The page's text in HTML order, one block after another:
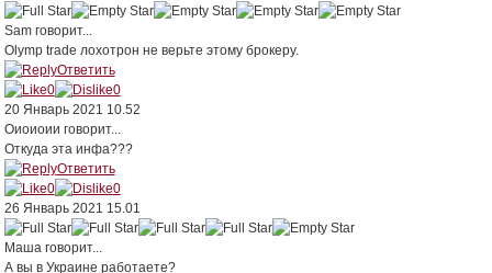
Samговорит...
Olymp trade лохотрон не верьте этому брокеру.
Ответить
0
0
20 Январь 2021 10.52
Оиоиоии говорит...
Откуда эта инфа???
Ответить
0
0
26 Январь 2021 15.01
Маша говорит...
А вы в Украине работаете?